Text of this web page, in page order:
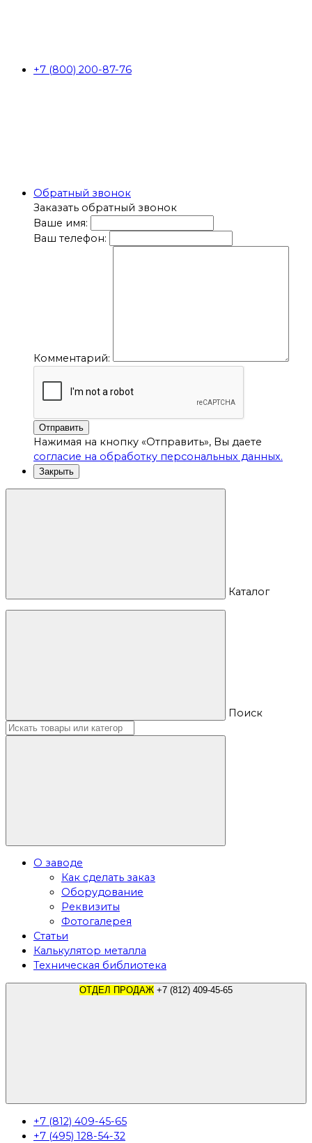
+7 (800) 200-87-76
Обратный звонок
Заказать обратный звонок
Ваше имя:
Ваш телефон:
Комментарий:
Отправить
Нажимая на кнопку «Отправить», Вы даете
согласие на обработку персональных данных.
Закрыть
Каталог
Поиск
О заводе
Как сделать заказ
Оборудование
Реквизиты
Фотогалерея
Статьи
Калькулятор металла
Техническая библиотека
ОТДЕЛ ПРОДАЖ
+7 (812) 409-45-65
+7 (495) 128-54-32